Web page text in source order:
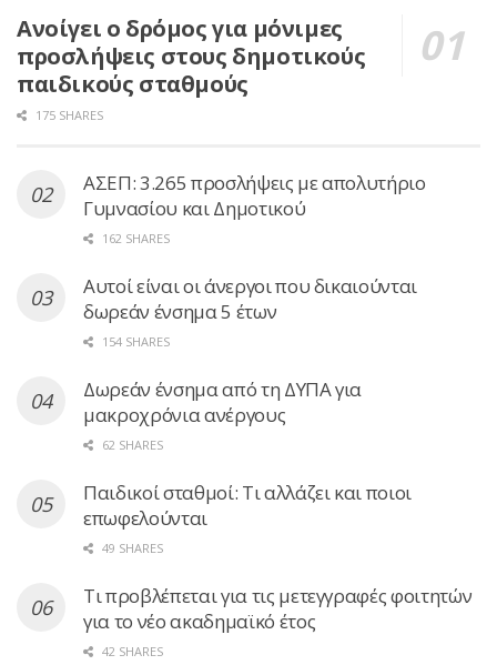
Ανοίγει ο δρόμος για μόνιμες
προσλήψεις στους δημοτικούς
παιδικούς σταθμούς
175 SHARES
ΑΣΕΠ: 3.265 προσλήψεις με απολυτήριο
Γυμνασίου και Δημοτικού
162 SHARES
Αυτοί είναι οι άνεργοι που δικαιούνται
δωρεάν ένσημα 5 έτων
154 SHARES
Δωρεάν ένσημα από τη ΔΥΠΑ για
μακροχρόνια ανέργους
62 SHARES
Παιδικοί σταθμοί: Τι αλλάζει και ποιοι
επωφελούνται
49 SHARES
Τι προβλέπεται για τις μετεγγραφές φοιτητών
για το νέο ακαδημαϊκό έτος
42 SHARES